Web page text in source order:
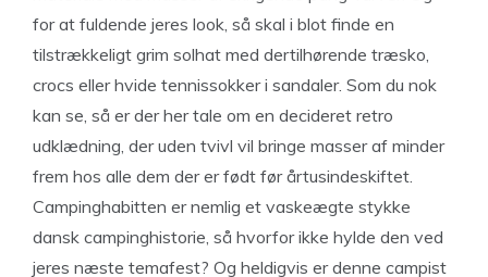
for at fuldende jeres look, så skal i blot finde en
tilstrækkeligt grim solhat med dertilhørende træsko,
crocs eller hvide tennissokker i sandaler. Som du nok
kan se, så er der her tale om en decideret retro
udklædning, der uden tvivl vil bringe masser af minder
frem hos alle dem der er født før årtusindeskiftet.
Campinghabitten er nemlig et vaskeægte stykke
dansk campinghistorie, så hvorfor ikke hylde den ved
jeres næste temafest? Og heldigvis er denne campist